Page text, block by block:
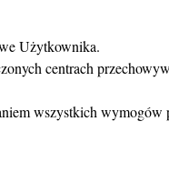
Użytkownika.
centrach
wszystkich wymogów